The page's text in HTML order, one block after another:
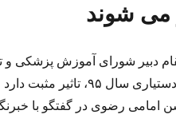
می شوند
دبیر شورای آموزش پزشکی
آزمون دستیاری سال
امامی رضوی در گفتگو با